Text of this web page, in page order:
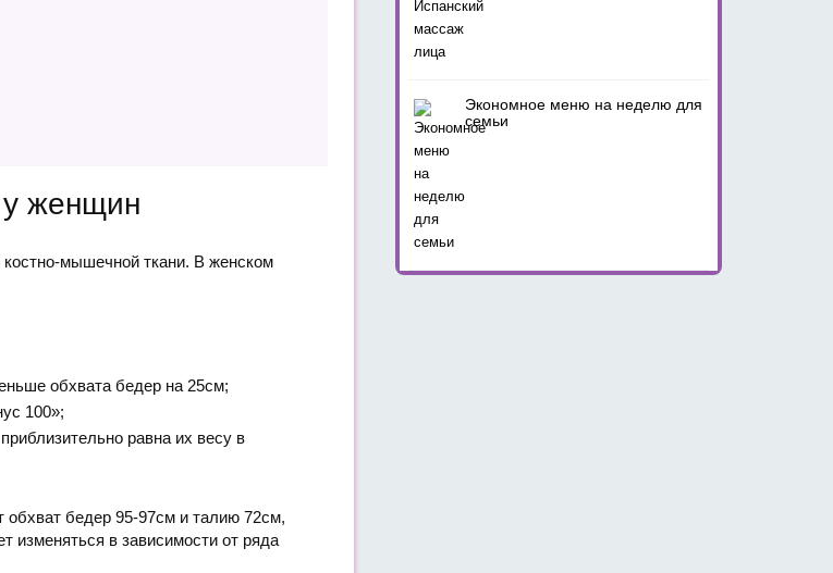
у женщин
мышечной ткани. В женском
обхвата бедер на 25см;
100»;
равна их весу в
обхват бедер 95-97см и талию 72см,
изменяться в зависимости от ряда
Экономное меню на неделю для
семьи